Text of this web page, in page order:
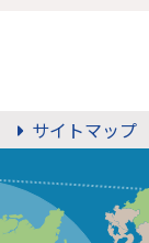
サイトマップ